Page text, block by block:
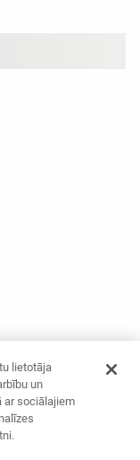
lietotāja
un
ar sociālajiem